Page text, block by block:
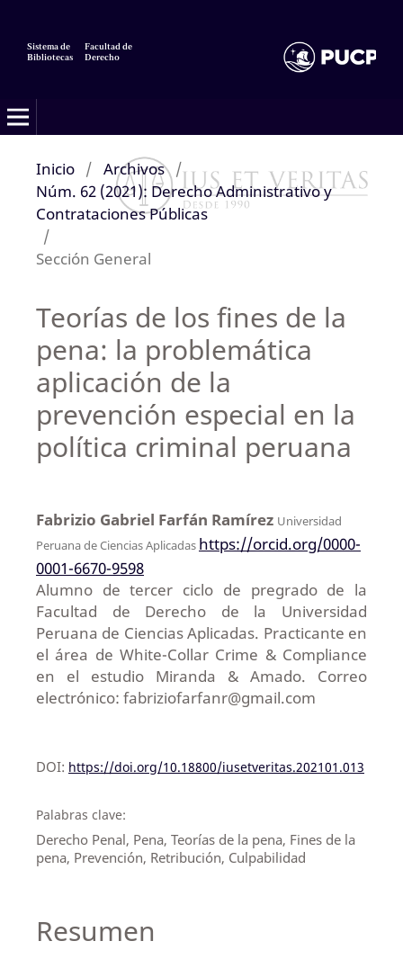
Sistema de
Bibliotecas
Facultad de
Derecho
Inicio / Archivos /
Núm. 62 (2021): Derecho Administrativo y
Contrataciones Públicas
/
Sección General
Teorías de los fines de la
pena: la problemática
aplicación de la
prevención especial en la
política criminal peruana
Fabrizio Gabriel Farfán Ramírez Universidad
Peruana de Ciencias Aplicadas https://orcid.org/0000-
0001-6670-9598
Alumno de tercer ciclo de pregrado de la
Facultad de Derecho de la Universidad
Peruana de Ciencias Aplicadas. Practicante en
el área de White-Collar Crime & Compliance
en el estudio Miranda & Amado. Correo
electrónico: fabriziofarfanr@gmail.com
DOI: https://doi.org/10.18800/iusetveritas.202101.013
Palabras clave:
Derecho Penal, Pena, Teorías de la pena, Fines de la
pena, Prevención, Retribución, Culpabilidad
Resumen